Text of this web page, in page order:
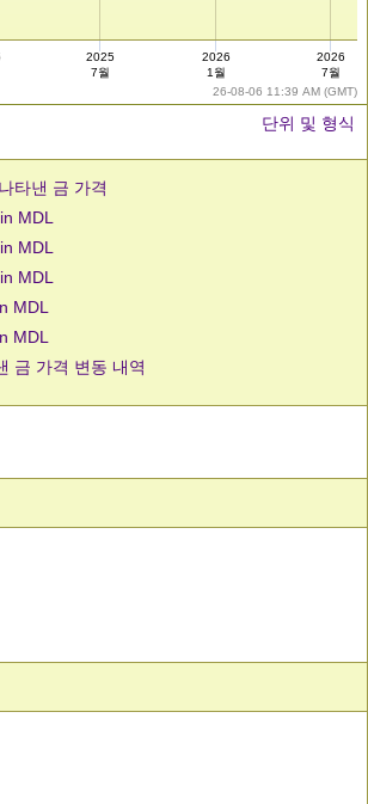
26-08-06 11:39 AM (GMT)
2025
7월
2026
1월
2026
7월
단위 및 형식
타낸 금 가격
MDL
MDL
MDL
MDL
MDL
금 가격 변동 내역